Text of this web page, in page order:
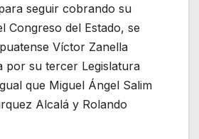
seguir cobrando su
Congreso del Estado, se
Víctor Zanella
por su tercer Legislatura
que Miguel Ángel Salim
Alcalá y Rolando